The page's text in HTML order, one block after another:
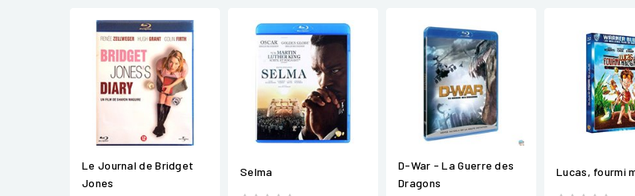
Le Journal de Bridget
Jones
Selma
D-War - La Guerre des
Dragons
Lucas, fourmi